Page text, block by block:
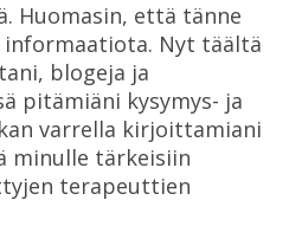
Huomasin, että tänne
Nyt täältä
blogeja ja
pitämiäni kysymys- ja
varrella kirjoittamiani
minulle tärkeisiin
terapeuttien